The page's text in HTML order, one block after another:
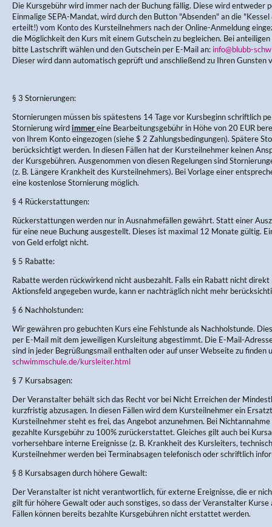
Die Kursgebühr wird immer nach der Buchung fällig. Diese wird entweder
Einmalige SEPA-Mandat, wird durch den Button "Absenden" an die
erteilt!) vom Konto des Kursteilnehmers nach der Online-Anmeldung
die Möglichkeit den Kurs mit einem Gutschein zu begleichen. Bei
bitte Lastschrift wählen und den Gutschein per E-Mail an: info@blubb-
Dieser wird dann automatisch geprüft und anschließend zu Ihren Gunsten
§ 3 Stornierungen:
Stornierungen müssen bis spätestens 14 Tage vor Kursbeginn schriftlich
Stornierung wirdimmereine Bearbeitungsgebühr in Höhe von 20 EUR
von Ihrem Konto eingezogen (siehe $ 2 Zahlungsbedingungen). Spätere
berücksichtigt werden. In diesen Fällen hat der Kursteilnehmer keinen
der Kursgebühren. Ausgenommen von diesen Regelungen sind
(z. B. Längere Krankheit des Kursteilnehmers). Bei Vorlage einer
eine kostenlose Stornierung möglich.
§ 4 Rückerstattungen:
Rückerstattungen werden nur in Ausnahmefällen gewährt. Statt einer
für eine neue Buchung ausgestellt. Dieses ist maximal 12 Monate gültig.
von Geld erfolgt nicht.
§ 5 Rabatte:
Rabatte werden rückwirkend nicht ausbezahlt. Falls ein Rabatt nicht direkt
Aktionsfeld angegeben wurde, kann er nachträglich nicht mehr
§ 6 Nachholstunden:
Wir gewähren pro gebuchten Kurs eine Fehlstunde als Nachholstunde.
per E-Mail mit dem jeweiligen Kursleitung abgestimmt. Die E-Mail-
sind in jeder Begrüßungsmail enthalten oder auf unser Webseite zu finden
schwimmschule.de/kursleiter.html
§ 7 Kursabsagen:
Der Veranstalter behält sich das Recht vor bei Nicht Erreichen der
kurzfristig abzusagen. In diesen Fällen wird dem Kursteilnehmer ein
Kursteilnehmer steht es frei, das Angebot anzunehmen. Bei
gezahlte Kursgebühr zu 100% zurückerstattet. Gleiches gilt auch bei
vorhersehbare interne Ereignisse (z. B. Krankheit des Kursleiters,
Kursteilnehmer werden bei Terminabsagen telefonisch oder schriftlich
§ 8 Kursabsagen durch höhere Gewalt:
Der Veranstalter ist nicht verantwortlich, für externe Ereignisse, die er
gilt für höhere Gewalt oder auch sonstiges, so dass der Veranstalter Kurse
Fällen können bereits bezahlte Kursgebühren nicht erstattet werden.